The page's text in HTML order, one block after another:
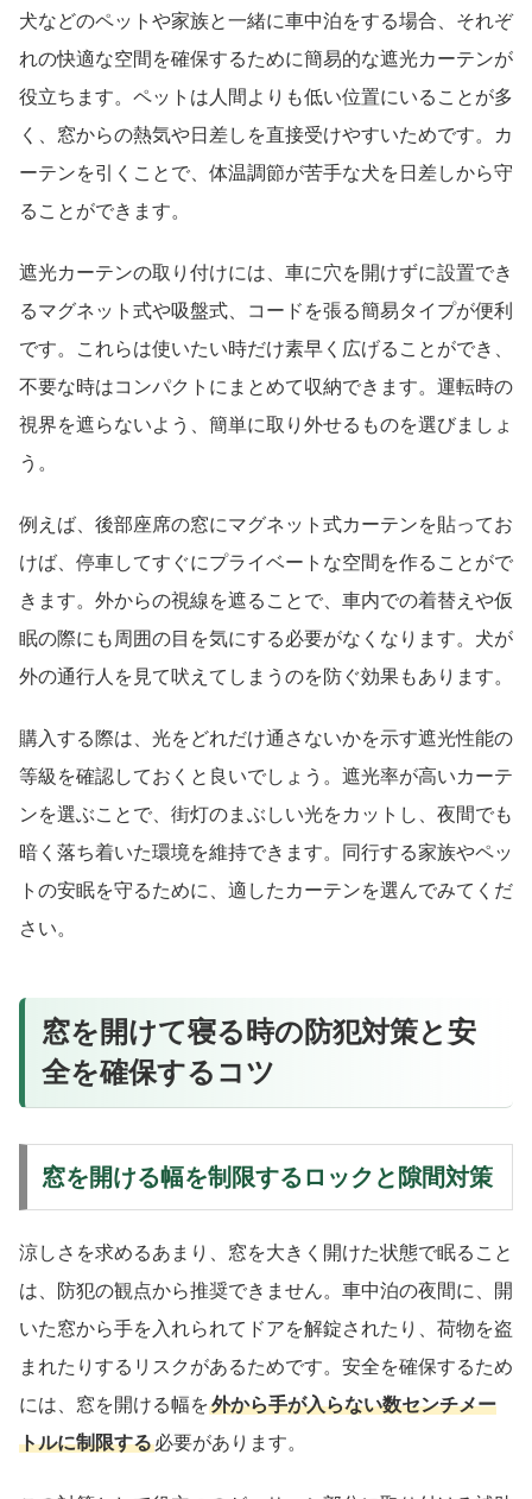
犬などのペットや家族と一緒に車中泊をする場合、それぞ
れの快適な空間を確保するために簡易的な遮光カーテンが
役立ちます。ペットは人間よりも低い位置にいることが多
く、窓からの熱気や日差しを直接受けやすいためです。カ
ーテンを引くことで、体温調節が苦手な犬を日差しから守
ることができます。
遮光カーテンの取り付けには、車に穴を開けずに設置でき
るマグネット式や吸盤式、コードを張る簡易タイプが便利
です。これらは使いたい時だけ素早く広げることができ、
不要な時はコンパクトにまとめて収納できます。運転時の
視界を遮らないよう、簡単に取り外せるものを選びましょ
う。
例えば、後部座席の窓にマグネット式カーテンを貼ってお
けば、停車してすぐにプライベートな空間を作ることがで
きます。外からの視線を遮ることで、車内での着替えや仮
眠の際にも周囲の目を気にする必要がなくなります。犬が
外の通行人を見て吠えてしまうのを防ぐ効果もあります。
購入する際は、光をどれだけ通さないかを示す遮光性能の
等級を確認しておくと良いでしょう。遮光率が高いカーテ
ンを選ぶことで、街灯のまぶしい光をカットし、夜間でも
暗く落ち着いた環境を維持できます。同行する家族やペッ
トの安眠を守るために、適したカーテンを選んでみてくだ
さい。
窓を開けて寝る時の防犯対策と安
全を確保するコツ
窓を開ける幅を制限するロックと隙間対策
涼しさを求めるあまり、窓を大きく開けた状態で眠ること
は、防犯の観点から推奨できません。車中泊の夜間に、開
いた窓から手を入れられてドアを解錠されたり、荷物を盗
まれたりするリスクがあるためです。安全を確保するため
には、窓を開ける幅を外から手が入らない数センチメー
トルに制限する必要があります。